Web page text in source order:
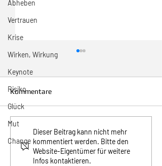
Abheben
Vertrauen
Krise
Wirken, Wirkung
Keynote
Risiko
Glück
Mut
Change
Kommentare
Dieser Beitrag kann nicht mehr
kommentiert werden. Bitte den
Website-Eigentümer für weitere
Infos kontaktieren.